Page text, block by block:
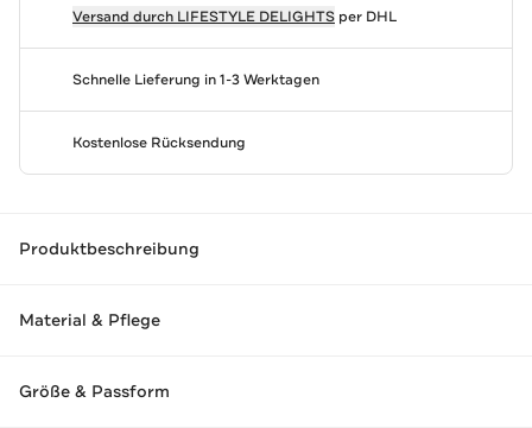
Versand durch LIFESTYLE DELIGHTSper DHL
Schnelle Lieferung in 1-3 Werktagen
Kostenlose Rücksendung
Produktbeschreibung
Material & Pflege
Größe & Passform